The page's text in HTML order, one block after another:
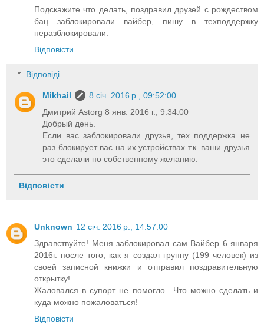
Подскажите что делать, поздравил друзей с рождеством
бац заблокировали вайбер, пишу в техподдержку
неразблокировали.
Відповісти
Відповіді
Mikhail
8 січ. 2016 р., 09:52:00
Дмитрий Astorg 8 янв. 2016 г., 9:34:00
Добрый день.
Если вас заблокировали друзья, тех поддержка не
раз блокирует вас на их устройствах т.к. ваши друзья
это сделали по собственному желанию.
Відповісти
Unknown 12 січ. 2016 р., 14:57:00
Здравствуйте! Меня заблокировал сам Вайбер 6 января
2016г. после того, как я создал группу (199 человек) из
своей записной книжки и отправил поздравительную
открытку!
Жаловался в супорт не помогло.. Что можно сделать и
куда можно пожаловаться!
Відповісти